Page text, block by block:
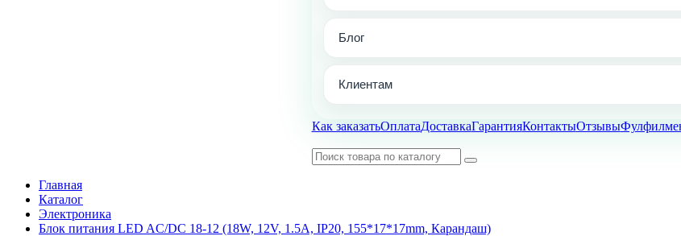
Блог
Клиентам
Как заказатьОплатаДоставкаГарантияКонтактыОтзывы
Главная
Каталог
Электроника
Блок питания LED AC/DC 18-12 (18W, 12V, 1.5A, IP20, 155*17*17mm, Карандаш)